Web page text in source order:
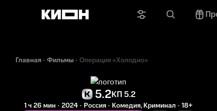
Главная Фильмы Операция «Холодно»
5.2КП 5.2
1 ч 26 мин 2024 Россия Комедия, Криминал 18+